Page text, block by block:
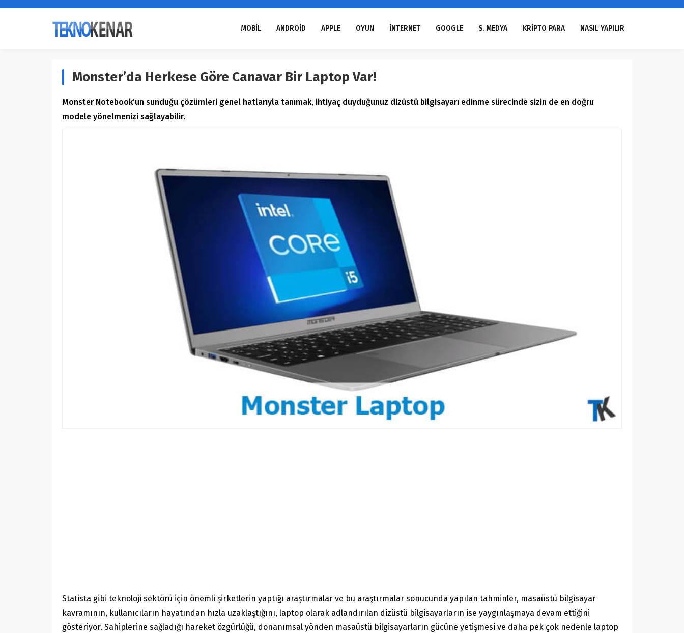
MOBİL ANDROİD APPLE OYUN İNTERNET GOOGLE S. MEDYA KRİPTO PARA NASIL YAPILIR
Monster’da Herkese Göre Canavar Bir Laptop Var!
Monster Notebook’un sunduğu çözümleri genel hatlarıyla tanımak, ihtiyaç duyduğunuz dizüstü bilgisayarı edinme sürecinde sizin de en doğru
modele yönelmenizi sağlayabilir.
Statista gibi teknoloji sektörü için önemli şirketlerin yaptığı araştırmalar ve bu araştırmalar sonucunda yapılan tahminler, masaüstü bilgisayar
kavramının, kullanıcıların hayatından hızla uzaklaştığını, laptop olarak adlandırılan dizüstü bilgisayarların ise yaygınlaşmaya devam ettiğini
gösteriyor. Sahiplerine sağladığı hareket özgürlüğü, donanımsal yönden masaüstü bilgisayarların gücüne yetişmesi ve daha pek çok nedenle laptop